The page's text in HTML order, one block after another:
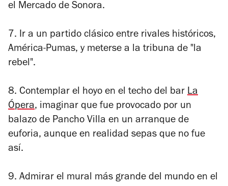
el Mercado de Sonora.
7. Ir a un partido clásico entre rivales históricos,
América-Pumas, y meterse a la tribuna de "la
rebel".
8. Contemplar el hoyo en el techo del bar La
Ópera, imaginar que fue provocado por un
balazo de Pancho Villa en un arranque de
euforia, aunque en realidad sepas que no fue
así.
9. Admirar el mural más grande del mundo en el